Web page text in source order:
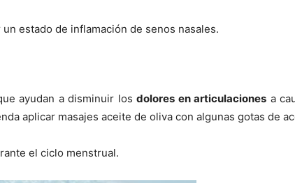
estado de inflamación de senos nasales.
ayudan a disminuir los dolores en articulaciones a
aplicar masajes aceite de oliva con algunas gotas de
el ciclo menstrual.